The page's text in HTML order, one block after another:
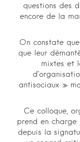
questions des
encore de la
On constate
que leur
mixtes et
antisociaux »
Ce colloque,
prend en charge
depuis la